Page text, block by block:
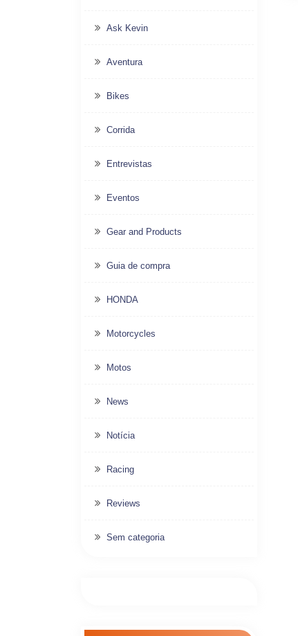
Ask Kevin
Aventura
Bikes
Corrida
Entrevistas
Eventos
Gear and Products
Guia de compra
HONDA
Motorcycles
Motos
News
Notícia
Racing
Reviews
Sem categoria